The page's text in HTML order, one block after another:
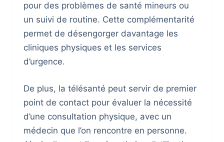
pour des problèmes de santé mineurs ou
un suivi de routine. Cette complémentarité
permet de désengorger davantage les
cliniques physiques et les services
d’urgence.
De plus, la télésanté peut servir de premier
point de contact pour évaluer la nécessité
d’une consultation physique, avec un
médecin que l’on rencontre en personne.